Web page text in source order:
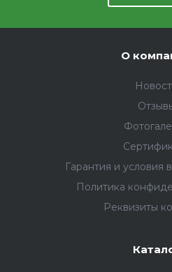
О
Гарантия и условия
Политика
Реквизиты